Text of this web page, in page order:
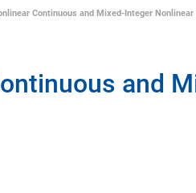
Continuous and Mixed-Integer
and